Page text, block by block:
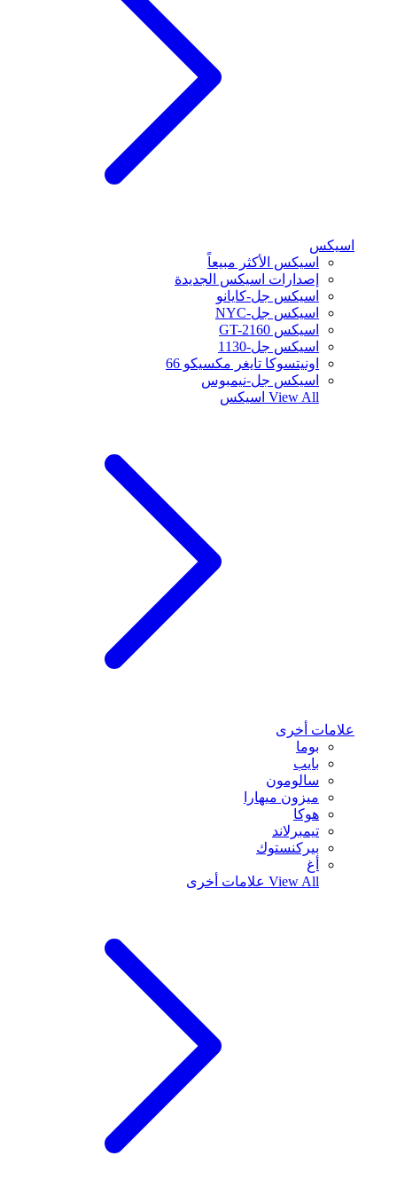
اسيكس
اسيكس الأكثر مبيعاً
إصدارات اسيكس الجديدة
اسيكس جل-كايانو
اسيكس جل-NYC
اسيكس GT-2160
اسيكس جل-1130
اونيتسوكا تايغر مكسيكو 66
اسيكس جل-نيمبوس
View All اسيكس
علامات أخرى
بوما
بايب
سالومون
ميزون ميهارا
هوكا
تيمبرلاند
بيركنستوك
أغ
View All علامات أخرى